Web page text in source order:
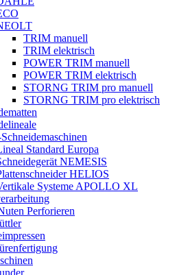
TRIM manuell
TRIM elektrisch
POWER TRIM manuell
POWER TRIM elektrisch
STORNG TRIM pro manuell
STORNG TRIM pro elektrisch
Standard Europa
NEMESIS
HELIOS
Systeme APOLLO XL
Perforieren